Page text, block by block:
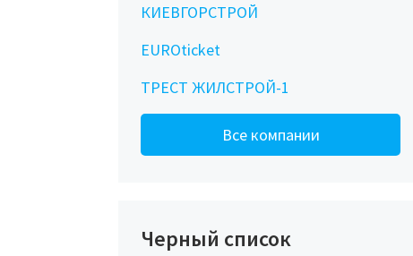
КИЕВГОРСТРОЙ
EUROticket
ТРЕСТ ЖИЛСТРОЙ-1
Все компании
Черный список